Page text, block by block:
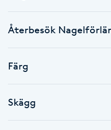
Frisör
Färgning
Återbesök
Färg
Skägg